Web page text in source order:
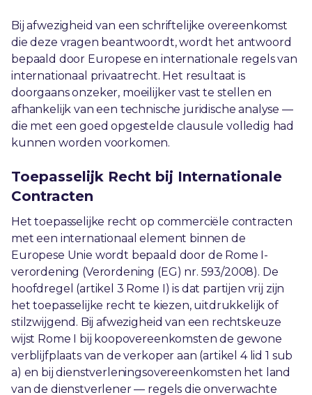
Bij afwezigheid van een schriftelijke overeenkomst
die deze vragen beantwoordt, wordt het antwoord
bepaald door Europese en internationale regels van
internationaal privaatrecht. Het resultaat is
doorgaans onzeker, moeilijker vast te stellen en
afhankelijk van een technische juridische analyse —
die met een goed opgestelde clausule volledig had
kunnen worden voorkomen.
Toepasselijk Recht bij Internationale
Contracten
Het toepasselijke recht op commerciële contracten
met een internationaal element binnen de
Europese Unie wordt bepaald door de Rome I-
verordening (Verordening (EG) nr. 593/2008). De
hoofdregel (artikel 3 Rome I) is dat partijen vrij zijn
het toepasselijke recht te kiezen, uitdrukkelijk of
stilzwijgend. Bij afwezigheid van een rechtskeuze
wijst Rome I bij koopovereenkomsten de gewone
verblijfplaats van de verkoper aan (artikel 4 lid 1 sub
a) en bij dienstverleningsovereenkomsten het land
van de dienstverlener — regels die onverwachte